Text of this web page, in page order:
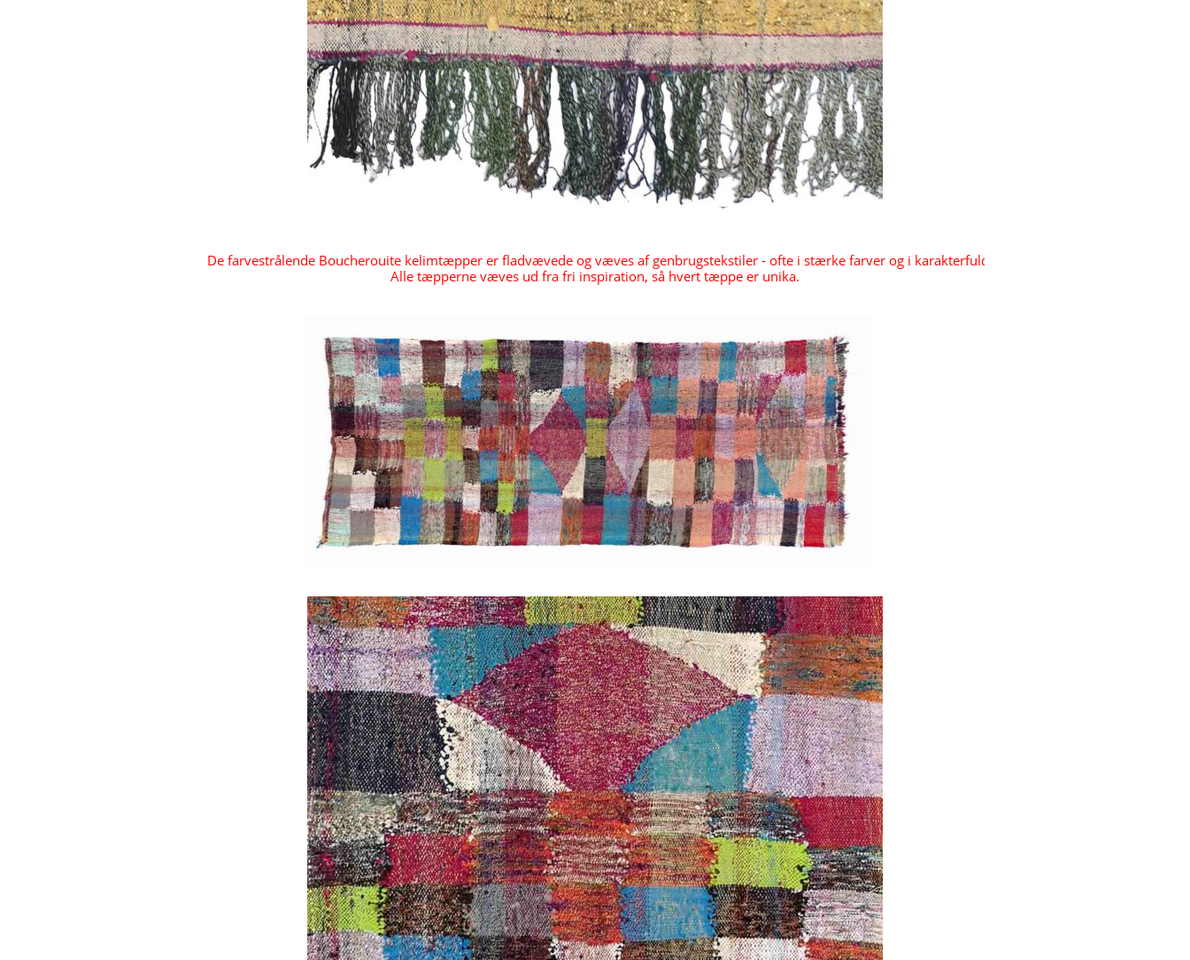
De farvestrålende Boucherouite kelimtæpper er fladvævede og væves af genbrugstekstiler - ofte i stærke farver og i karakterfulde mønstre, som udspringer af
Alle tæpperne væves ud fra fri inspiration, så hvert tæppe er unika.